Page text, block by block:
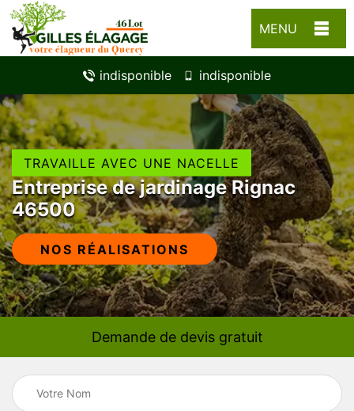
MENU
indisponible indisponible
TRAVAILLE AVEC UNE NACELLE
Entreprise de jardinage Rignac
46500
NOS RÉALISATIONS
Demande de devis gratuit